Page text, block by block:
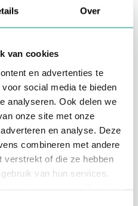
Over
van cookies
en advertenties te
social media te bieden
analyseren. Ook delen we
onze site met onze
en analyse. Deze
combineren met andere
verstrekt of die ze hebben
van hun services.
instellen
beheren
weergeven in
en velden mappen